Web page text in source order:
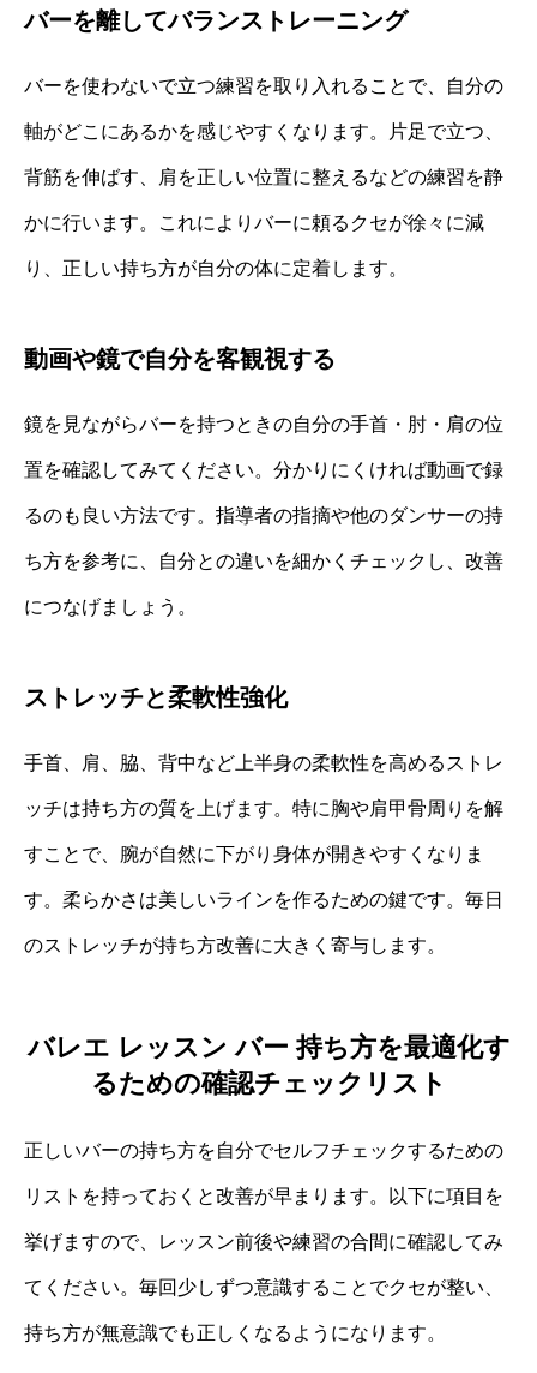
バーを離してバランストレーニング
バーを使わないで立つ練習を取り入れることで、自分の
軸がどこにあるかを感じやすくなります。片足で立つ、
背筋を伸ばす、肩を正しい位置に整えるなどの練習を静
かに行います。これによりバーに頼るクセが徐々に減
り、正しい持ち方が自分の体に定着します。
動画や鏡で自分を客観視する
鏡を見ながらバーを持つときの自分の手首・肘・肩の位
置を確認してみてください。分かりにくければ動画で録
るのも良い方法です。指導者の指摘や他のダンサーの持
ち方を参考に、自分との違いを細かくチェックし、改善
につなげましょう。
ストレッチと柔軟性強化
手首、肩、脇、背中など上半身の柔軟性を高めるストレ
ッチは持ち方の質を上げます。特に胸や肩甲骨周りを解
すことで、腕が自然に下がり身体が開きやすくなりま
す。柔らかさは美しいラインを作るための鍵です。毎日
のストレッチが持ち方改善に大きく寄与します。
バレエ レッスン バー 持ち方を最適化す
るための確認チェックリスト
正しいバーの持ち方を自分でセルフチェックするための
リストを持っておくと改善が早まります。以下に項目を
挙げますので、レッスン前後や練習の合間に確認してみ
てください。毎回少しずつ意識することでクセが整い、
持ち方が無意識でも正しくなるようになります。